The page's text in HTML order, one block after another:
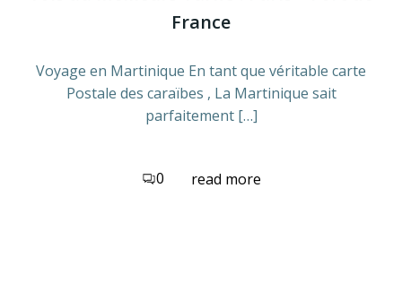
France
Voyage en Martinique En tant que véritable carte
Postale des caraïbes , La Martinique sait
parfaitement […]
0 read more